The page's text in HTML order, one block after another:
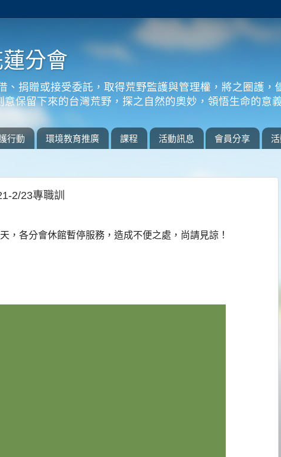
分會
、捐贈或接受委託，取得荒野監護與管理權，將之圈護，
保留下來的台灣荒野，探之自然的奧妙，領悟生命的意
行動 環境教育推廣 課程 活動訊息 會員分享
2/23專職訓
，各分會休館暫停服務，造成不便之處，尚請見諒！